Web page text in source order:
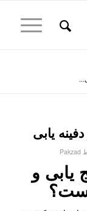
یابی
Pakzad
یابی و